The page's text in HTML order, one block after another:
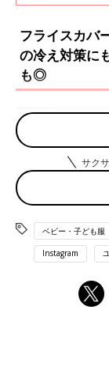
フライスカバ
の冷え対策に
も◎
サク
ベビー・子ども服
Instagram